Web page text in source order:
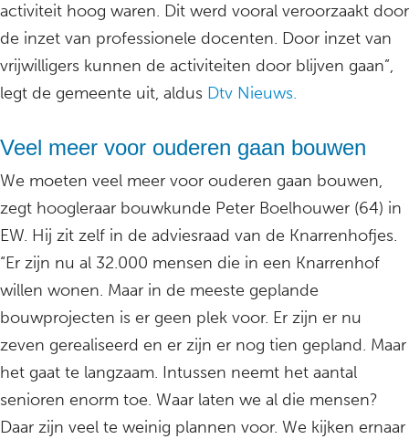
activiteit hoog waren. Dit werd vooral veroorzaakt door
de inzet van professionele docenten. Door inzet van
vrijwilligers kunnen de activiteiten door blijven gaan”,
legt de gemeente uit, aldus Dtv Nieuws.
Veel meer voor ouderen gaan bouwen
We moeten veel meer voor ouderen gaan bouwen,
zegt hoogleraar bouwkunde Peter Boelhouwer (64) in
EW. Hij zit zelf in de adviesraad van de Knarrenhofjes.
“Er zijn nu al 32.000 mensen die in een Knarrenhof
willen wonen. Maar in de meeste geplande
bouwprojecten is er geen plek voor. Er zijn er nu
zeven gerealiseerd en er zijn er nog tien gepland. Maar
het gaat te langzaam. Intussen neemt het aantal
senioren enorm toe. Waar laten we al die mensen?
Daar zijn veel te weinig plannen voor. We kijken ernaar